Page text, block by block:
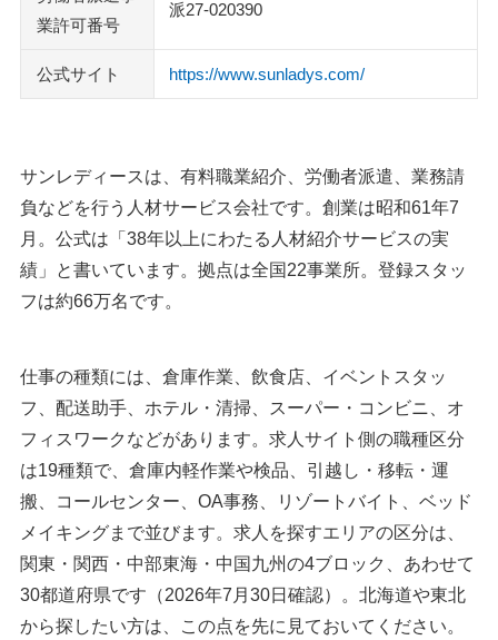
業許可番号
派27-020390
公式サイト https://www.sunladys.com/
サンレディースは、有料職業紹介、労働者派遣、業務請
負などを行う人材サービス会社です。創業は昭和61年7
月。公式は「38年以上にわたる人材紹介サービスの実
績」と書いています。拠点は全国22事業所。登録スタッ
フは約66万名です。
仕事の種類には、倉庫作業、飲食店、イベントスタッ
フ、配送助手、ホテル・清掃、スーパー・コンビニ、オ
フィスワークなどがあります。求人サイト側の職種区分
は19種類で、倉庫内軽作業や検品、引越し・移転・運
搬、コールセンター、OA事務、リゾートバイト、ベッド
メイキングまで並びます。求人を探すエリアの区分は、
関東・関西・中部東海・中国九州の4ブロック、あわせて
30都道府県です（2026年7月30日確認）。北海道や東北
から探したい方は、この点を先に見ておいてください。